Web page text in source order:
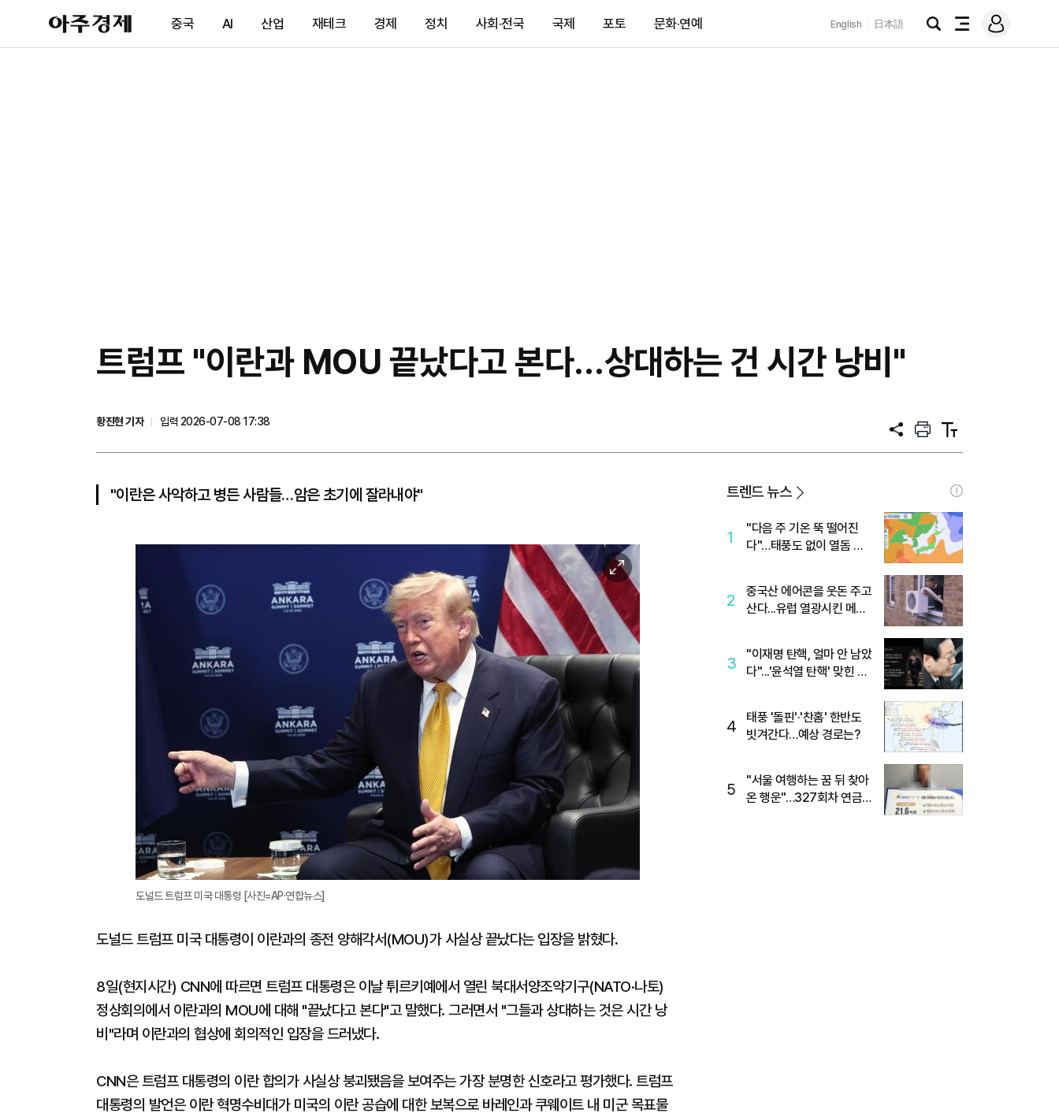
아
주
제
중국 AI 산업 재테크 경제 정치 사회·전국 국제 포토 문화·연예 English 日本語
검
전
메
그
트럼프 "이란과 MOU 끝났다고 본다…상대하는 건 시간 낭비"
황진현 기자
입력 2026-07-08 17:38
공
프
트
텍
트
"이란은 사악하고 병든 사람들…암은 초기에 잘라내야"
이
미
지
확
대
도널드 트럼프 미국 대통령 [사진=AP·연합뉴스]
도널드 트럼프 미국 대통령이 이란과의 종전 양해각서(MOU)가 사실상 끝났다는 입장을 밝혔다.
8일(현지시간) CNN에 따르면 트럼프 대통령은 이날 튀르키예에서 열린 북대서양조약기구(NATO·나토)
정상회의에서 이란과의 MOU에 대해 "끝났다고 본다"고 말했다. 그러면서 "그들과 상대하는 것은 시간 낭
비"라며 이란과의 협상에 회의적인 입장을 드러냈다.
CNN은 트럼프 대통령의 이란 합의가 사실상 붕괴됐음을 보여주는 가장 분명한 신호라고 평가했다. 트럼프
대통령의 발언은 이란 혁명수비대가 미국의 이란 공습에 대한 보복으로 바레인과 쿠웨이트 내 미군 목표물
트렌드 뉴스
1
"다음 주 기온 뚝 떨어진
다"…태풍도 없이 열돔 박
2
중국산 에어콘을 웃돈 주고
산다...유럽 열광시킨 메이
3
"이재명 탄핵, 얼마 안 남았
다"...'윤석열 탄핵' 맞힌 무
4
태풍 '돌핀'·'찬홈' 한반도
빗겨간다…예상 경로는?
5
"서울 여행하는 꿈 뒤 찾아
온 행운"…327회차 연금